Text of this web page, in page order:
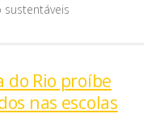
Rio proíbe
nas escolas